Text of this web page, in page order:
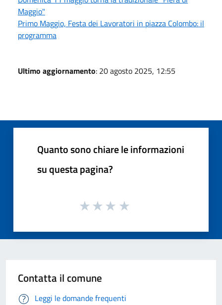
Maggio"
Primo Maggio, Festa dei Lavoratori in piazza Colombo: il
programma
Ultimo aggiornamento: 20 agosto 2025, 12:55
Quanto sono chiare le informazioni
su questa pagina?
Contatta il comune
Leggi le domande frequenti